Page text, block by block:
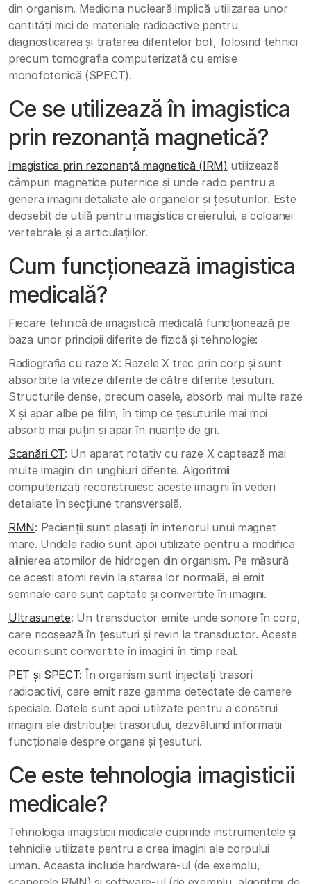
din organism. Medicina nucleară implică utilizarea unor
cantități mici de materiale radioactive pentru
diagnosticarea și tratarea diferitelor boli, folosind tehnici
precum tomografia computerizată cu emisie
monofotonică (SPECT).
Ce se utilizează în imagistica
prin rezonanță magnetică?
Imagistica prin rezonanță magnetică (IRM) utilizează
câmpuri magnetice puternice și unde radio pentru a
genera imagini detaliate ale organelor și țesuturilor. Este
deosebit de utilă pentru imagistica creierului, a coloanei
vertebrale și a articulațiilor.
Cum funcționează imagistica
medicală?
Fiecare tehnică de imagistică medicală funcționează pe
baza unor principii diferite de fizică și tehnologie:
Radiografia cu raze X: Razele X trec prin corp și sunt
absorbite la viteze diferite de către diferite țesuturi.
Structurile dense, precum oasele, absorb mai multe raze
X și apar albe pe film, în timp ce țesuturile mai moi
absorb mai puțin și apar în nuanțe de gri.
Scanări CT: Un aparat rotativ cu raze X captează mai
multe imagini din unghiuri diferite. Algoritmii
computerizați reconstruiesc aceste imagini în vederi
detaliate în secțiune transversală.
RMN: Pacienții sunt plasați în interiorul unui magnet
mare. Undele radio sunt apoi utilizate pentru a modifica
alinierea atomilor de hidrogen din organism. Pe măsură
ce acești atomi revin la starea lor normală, ei emit
semnale care sunt captate și convertite în imagini.
Ultrasunete: Un transductor emite unde sonore în corp,
care ricoșează în țesuturi și revin la transductor. Aceste
ecouri sunt convertite în imagini în timp real.
PET și SPECT: În organism sunt injectați trasori
radioactivi, care emit raze gamma detectate de camere
speciale. Datele sunt apoi utilizate pentru a construi
imagini ale distribuției trasorului, dezvăluind informații
funcționale despre organe și țesuturi.
Ce este tehnologia imagisticii
medicale?
Tehnologia imagisticii medicale cuprinde instrumentele și
tehnicile utilizate pentru a crea imagini ale corpului
uman. Aceasta include hardware-ul (de exemplu,